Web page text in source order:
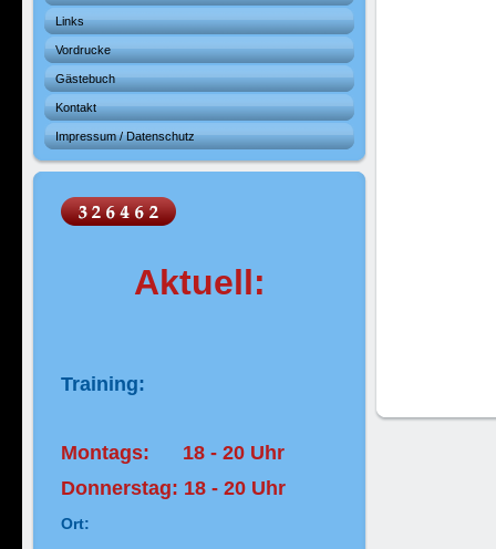
Links
Vordrucke
Gästebuch
Kontakt
Impressum / Datenschutz
Aktuell:
Training:
Montags: 18 - 20 Uhr
Donnerstag: 18 - 20 Uhr
Ort: